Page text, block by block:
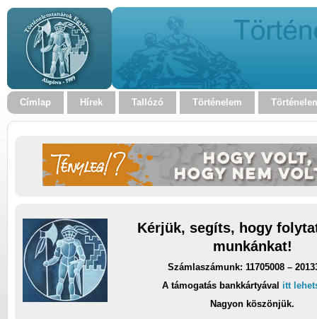
Címlap Hírek Tallózó Történelem
Kérjük, segíts, hogy
munkánkat!
Számlaszámunk: 11705008 –
A támogatás bankkártyával itt
Nagyon köszönjük.